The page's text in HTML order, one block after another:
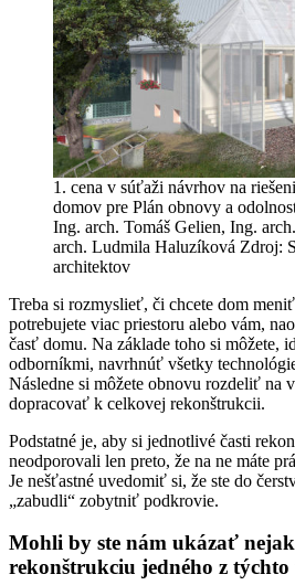
1. cena v súťaži návrhov na
domov pre Plán obnovy a
Ing. arch. Tomáš Gelien, Ing.
arch. Ludmila Haluzíková Zdroj:
architektov
Treba si rozmyslieť, či chcete dom
potrebujete viac priestoru alebo vám,
časť domu. Na základe toho si môžete,
odborníkmi, navrhnúť všetky
Následne si môžete obnovu rozdeliť na
dopracovať k celkovej rekonštrukcii.
Podstatné je, aby si jednotlivé časti
neodporovali len preto, že na ne máte
Je nešťastné uvedomiť si, že ste do
„zabudli“ zobytniť podkrovie.
Mohli by ste nám ukázať
rekonštrukciu jedného z